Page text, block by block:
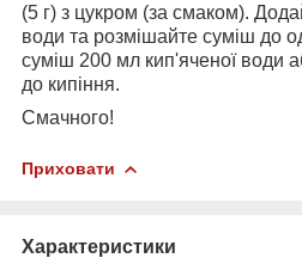
(5 г) з цукром (за смаком).
води та розмішайте суміш до
суміш 200 мл кип'яченої води
до кипіння.
Смачного!
Приховати
Характеристики